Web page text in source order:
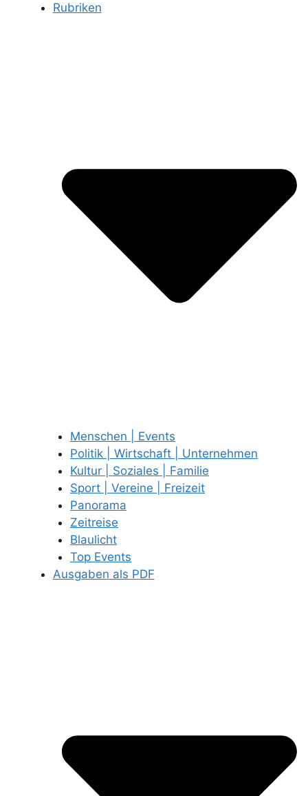
Rubriken
Menschen | Events
Politik | Wirtschaft | Unternehmen
Kultur | Soziales | Familie
Sport | Vereine | Freizeit
Panorama
Zeitreise
Blaulicht
Top Events
Ausgaben als PDF